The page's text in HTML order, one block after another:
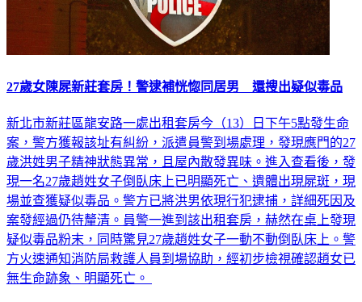
27歲女陳屍新莊套房！警逮補恍惚同居男 還搜出疑似毒品
新北市新莊區龍安路一處出租套房今（13）日下午5點發生命
案，警方獲報該址有糾紛，派遣員警到場處理，發現應門的27
歲洪姓男子精神狀態異常，且屋內散發異味。進入查看後，發
現一名27歲趙姓女子倒臥床上已明顯死亡、遺體出現屍斑，現
場並查獲疑似毒品。警方已將洪男依現行犯逮捕，詳細死因及
案發經過仍待釐清。員警一進到該出租套房，赫然在桌上發現
疑似毒品粉末，同時驚見27歲趙姓女子一動不動倒臥床上。警
方火速通知消防局救護人員到場協助，經初步檢視確認趙女已
無生命跡象、明顯死亡。